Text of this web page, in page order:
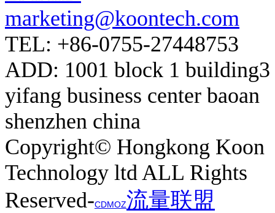
marketing@koontech.com
TEL: +86-0755-27448753
ADD: 1001 block 1 building3
yifang business center baoan
shenzhen china
Copyright© Hongkong Koon
Technology ltd ALL Rights
Reserved-CDMOZ流量联盟